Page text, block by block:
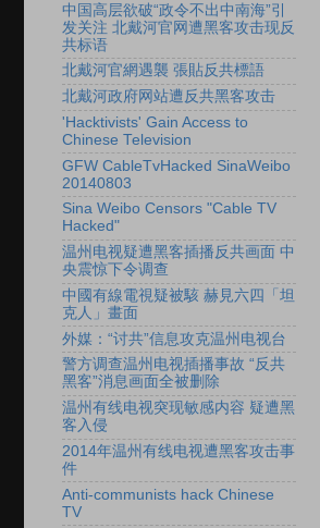
中国高层欲破“政令不出中南海”引
发关注 北戴河官网遭黑客攻击现反
共标语
北戴河官網遇襲 張貼反共標語
北戴河政府网站遭反共黑客攻击
'Hacktivists' Gain Access to
Chinese Television
GFW CableTvHacked SinaWeibo
20140803
Sina Weibo Censors "Cable TV
Hacked"
温州电视疑遭黑客插播反共画面 中
央震惊下令调查
中國有線電視疑被駭 赫見六四「坦
克人」畫面
外媒：“讨共”信息攻克温州电视台
警方调查温州电视插播事故 “反共
黑客”消息画面全被删除
温州有线电视突现敏感内容 疑遭黑
客入侵
2014年温州有线电视遭黑客攻击事
件
Anti-communists hack Chinese
TV